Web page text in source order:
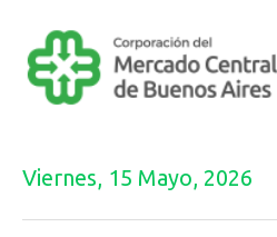
Viernes, 15 Mayo, 2026